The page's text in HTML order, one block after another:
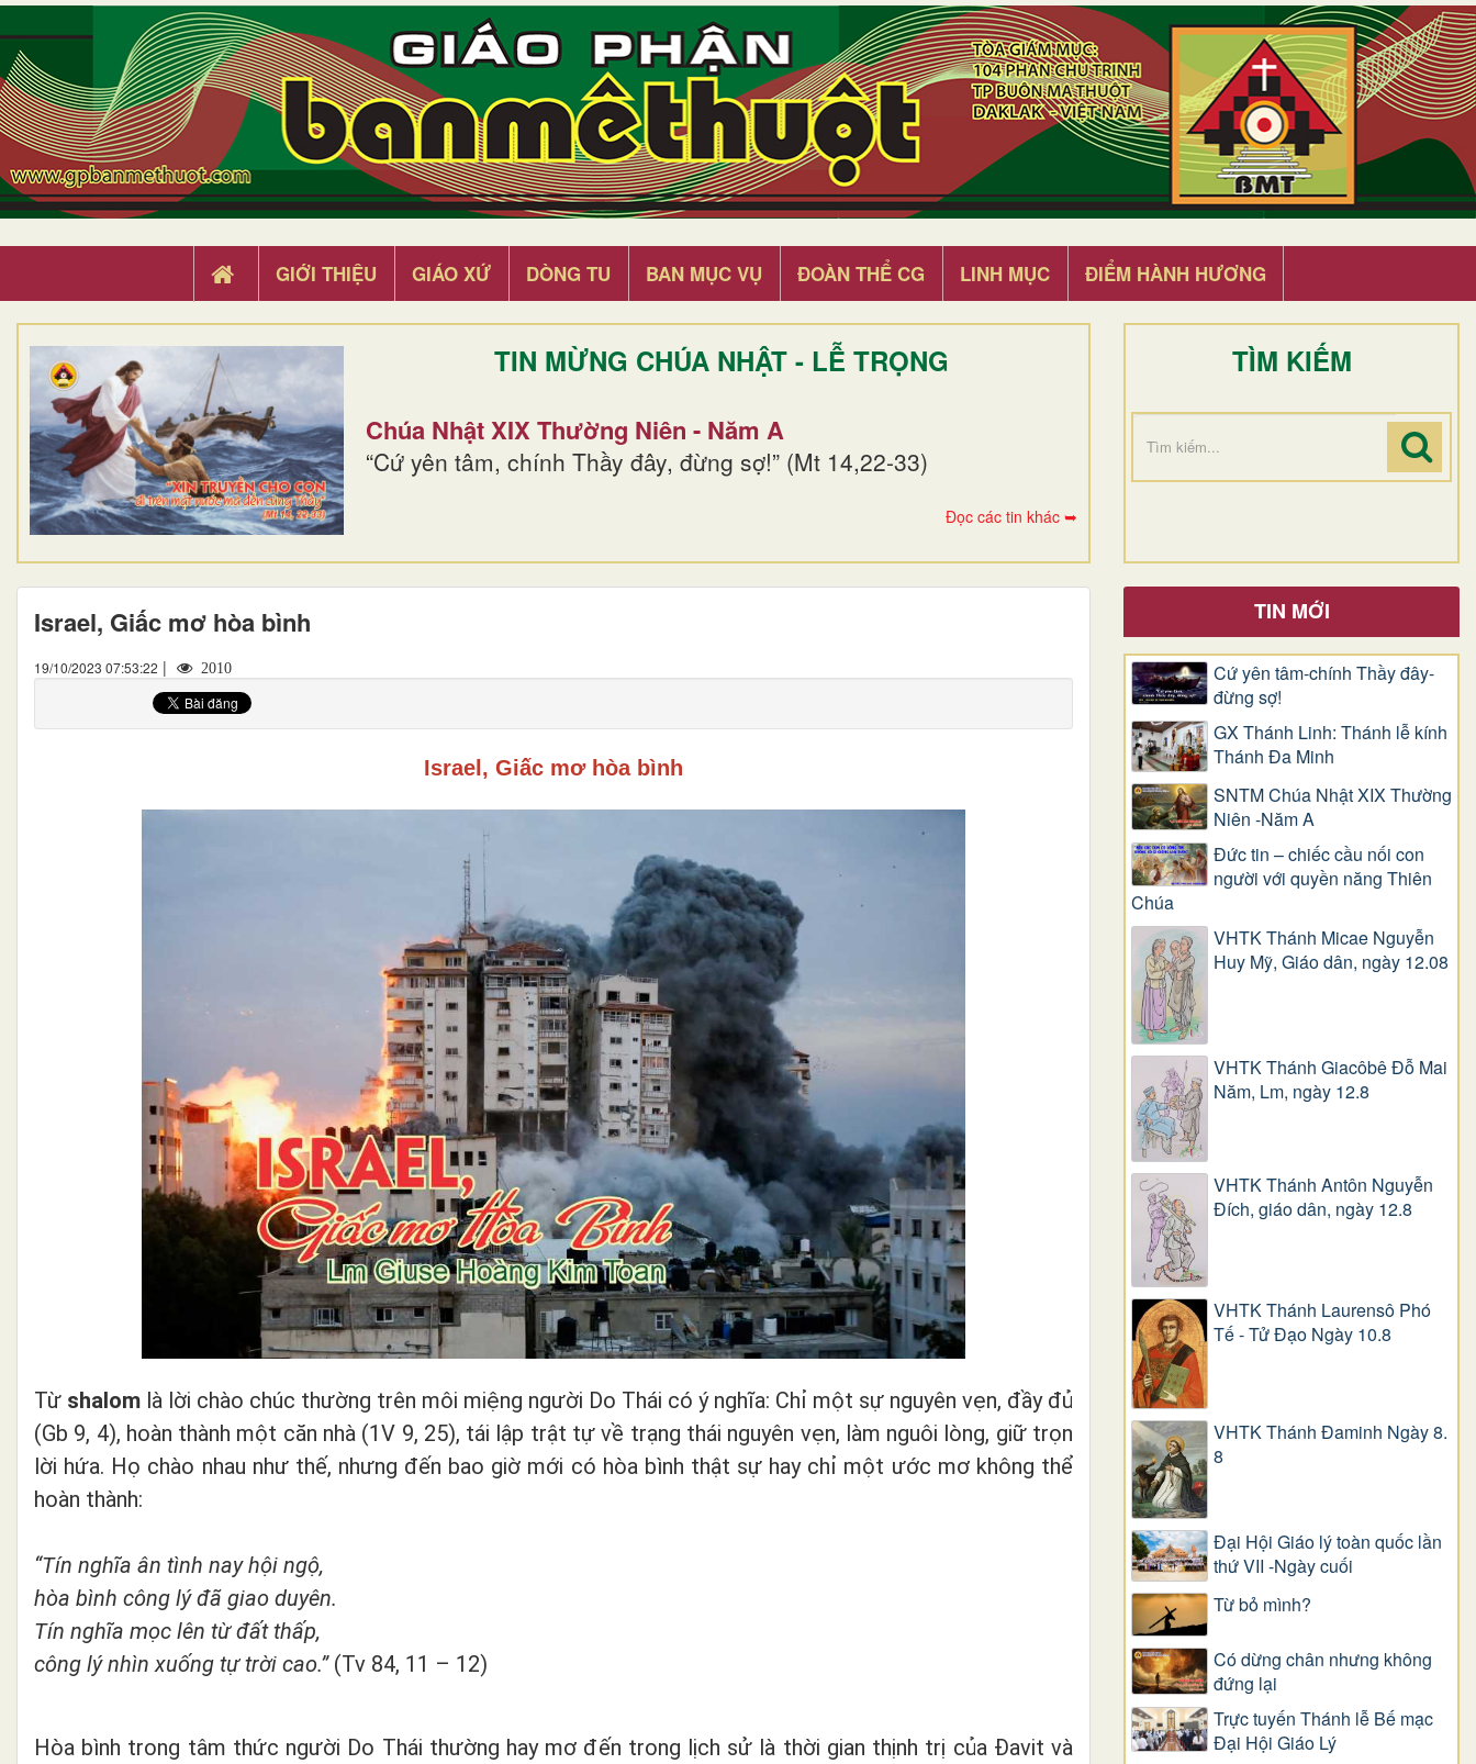
GIỚI THIỆU GIÁO XỨ DÒNG TU BAN MỤC VỤ ĐOÀN THỂ CG LINH MỤC ĐIỂM HÀNH HƯƠNG
TIN MỪNG CHÚA NHẬT - LỄ TRỌNG
Chúa Nhật XIX Thường Niên - Năm A
“Cứ yên tâm, chính Thầy đây, đừng sợ!” (Mt 14,22-33)
Đọc các tin khác ➥
TÌM KIẾM
Israel, Giấc mơ hòa bình
19/10/2023 07:53:22 | 2010
Israel, Giấc mơ hòa bình
Từ shalom là lời chào chúc thường trên môi miệng người Do Thái có ý nghĩa: Chỉ một sự nguyên vẹn, đầy đủ
(Gb 9, 4), hoàn thành một căn nhà (1V 9, 25), tái lập trật tự về trạng thái nguyên vẹn, làm nguôi lòng, giữ trọn
lời hứa. Họ chào nhau như thế, nhưng đến bao giờ mới có hòa bình thật sự hay chỉ một ước mơ không thể
hoàn thành:
“Tín nghĩa ân tình nay hội ngộ,
hòa bình công lý đã giao duyên.
Tín nghĩa mọc lên từ đất thấp,
công lý nhìn xuống tự trời cao.”(Tv 84, 11 – 12)
Hòa bình trong tâm thức người Do Thái thường hay mơ đến trong lịch sử là thời gian thịnh trị của Đavit và
TIN MỚI
Cứ yên tâm-chính Thầy đây-
đừng sợ!
GX Thánh Linh: Thánh lễ kính
Thánh Đa Minh
SNTM Chúa Nhật XIX Thường
Niên -Năm A
Đức tin – chiếc cầu nối con
người với quyền năng Thiên
Chúa
VHTK Thánh Micae Nguyễn
Huy Mỹ, Giáo dân, ngày 12.08
VHTK Thánh Giacôbê Ðỗ Mai
Năm, Lm, ngày 12.8
VHTK Thánh Antôn Nguyễn
Ðích, giáo dân, ngày 12.8
VHTK Thánh Laurensô Phó
Tế - Tử Đạo Ngày 10.8
VHTK Thánh Đaminh Ngày 8.
8
Đại Hội Giáo lý toàn quốc lần
thứ VII -Ngày cuối
Từ bỏ mình?
Có dừng chân nhưng không
đứng lại
Trực tuyến Thánh lễ Bế mạc
Đại Hội Giáo Lý